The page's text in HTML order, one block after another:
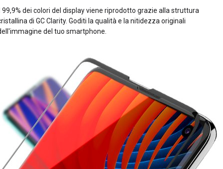
99,9% dei colori del display viene riprodotto grazie alla struttura
di GC Clarity. Goditi la qualità e la nitidezza originali
del tuo smartphone.